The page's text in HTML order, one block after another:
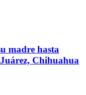
madre hasta
Chihuahua